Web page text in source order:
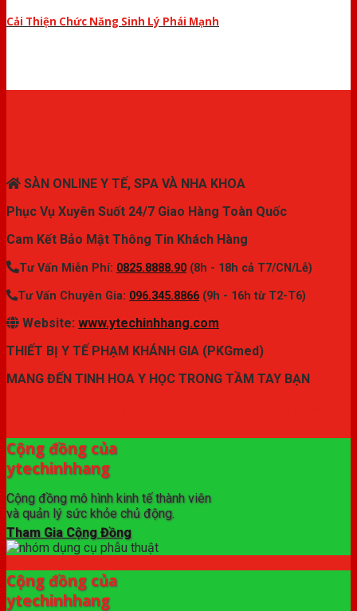
Cải Thiện Chức Năng Sinh Lý Phái Mạnh
SÀN ONLINE Y TẾ, SPA VÀ NHA KHOA
Phục Vụ Xuyên Suốt 24/7 Giao Hàng Toàn Quốc
Cam Kết Bảo Mật Thông Tin Khách Hàng
Tư Vấn Miễn Phí: 0825.8888.90 (8h - 18h cả T7/CN/Lễ)
Tư Vấn Chuyên Gia: 096.345.8866 (9h - 16h từ T2-T6)
Website: www.ytechinhhang.com
THIẾT BỊ Y TẾ PHẠM KHÁNH GIA (PKGmed)
MANG ĐẾN TINH HOA Y HỌC TRONG TẦM TAY BẠN
Cộng đồng của
ytechinhhang
Cộng đồng mô hình kinh tế thành viên
và quản lý sức khỏe chủ động.
Tham Gia Cộng Đồng
Cộng đồng của
ytechinhhang